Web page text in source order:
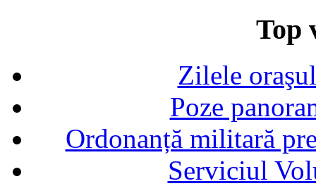
Top
Zilele
Poze
Ordonanță militară
Serviciul